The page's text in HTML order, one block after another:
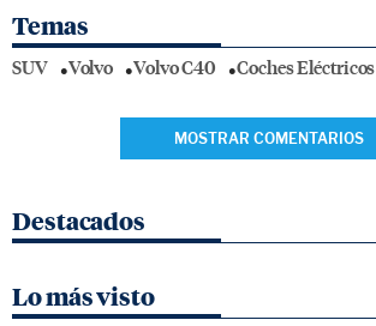
Temas
SUV Volvo Volvo C40 Coches Eléctricos
MOSTRAR COMENTARIOS
Destacados
Lo más visto